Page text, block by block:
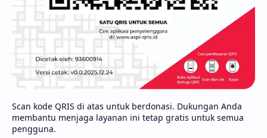
Scan kode QRIS di atas untuk berdonasi. Dukungan Anda
membantu menjaga layanan ini tetap gratis untuk semua
pengguna.